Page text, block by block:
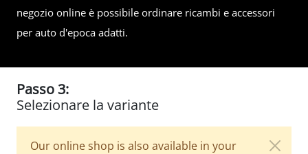
negozio online è possibile ordinare ricambi e accessori
per auto d'epoca adatti.
Passo 3:
Selezionare la variante
Our online shop is also available in your